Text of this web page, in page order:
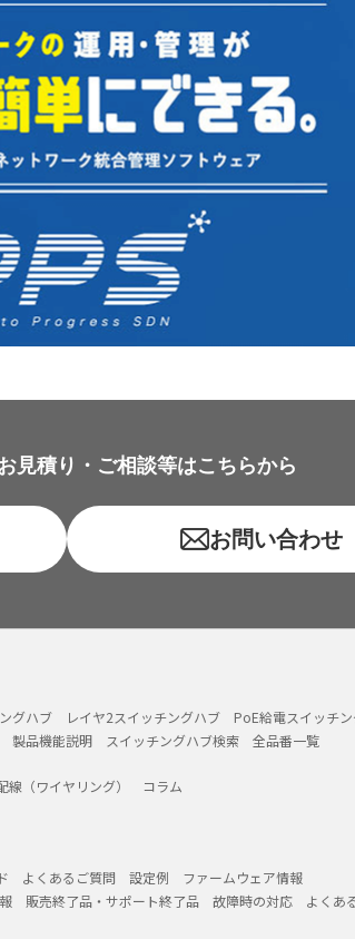
見積り・ご相談等はこちらから
お問い合わせ
グハブ レイヤ2スイッチングハブ PoE給電スイッチ
製品機能説明 スイッチングハブ検索 全品番一覧
線（ワイヤリング） コラム
よくあるご質問 設定例
ファームウェア情報
販売終了品・サポート終了品 故障時の対応 よくあ